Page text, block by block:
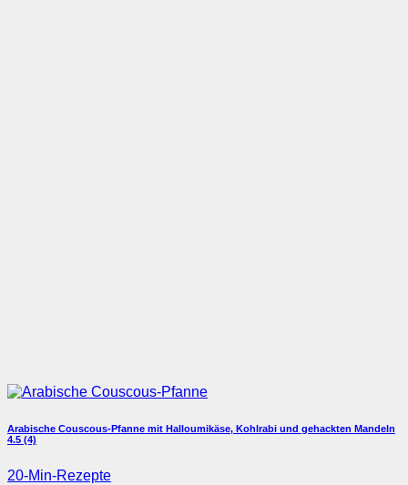
Arabische Couscous-Pfanne mit Halloumikäse, Kohlrabi und gehackten Mandeln
4.5 (4)
20-Min-Rezepte